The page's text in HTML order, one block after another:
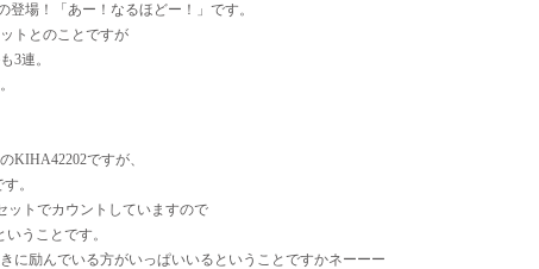
登場！「あー！なるほどー！」です。
トとのことですが
3連。
KIHA42202ですが、
。
ットでカウントしていますので
うことです。
に励んでいる方がいっぱいいるということですかネーーー